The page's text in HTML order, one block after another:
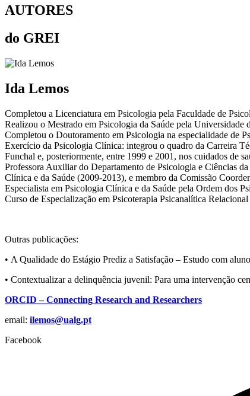
AUTORES
do GREI
Ida Lemos
Completou a Licenciatura em Psicologia pela Faculdade de
Realizou o Mestrado em Psicologia da Saúde pela
Completou o Doutoramento em Psicologia na especialidade de
Exercício da Psicologia Clínica: integrou o quadro da Carreira
Funchal e, posteriormente, entre 1999 e 2001, nos cuidados de
Professora Auxiliar do Departamento de Psicologia e Ciências
Clínica e da Saúde (2009-2013), e membro da Comissão
Especialista em Psicologia Clínica e da Saúde pela Ordem dos
Curso de Especialização em Psicoterapia Psicanalítica
Outras publicações:
• A Qualidade do Estágio Prediz a Satisfação – Estudo com
• Contextualizar a delinquência juvenil: Para uma intervenção
ORCID – Connecting Research and Researchers
email: ilemos@ualg.pt
Facebook